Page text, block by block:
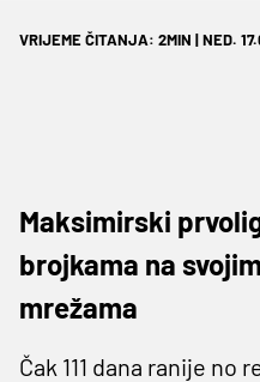
VRIJEME ČITANJA: 2MIN | NED.
Maksimirski
brojkama na
mrežama
Čak 111 dana ranije no